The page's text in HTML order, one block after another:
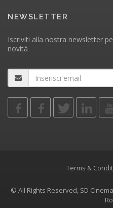
NEWSLETTER
Iscriviti alla nostra newsletter
novità
Terms &
© All Rights Reserved, SD